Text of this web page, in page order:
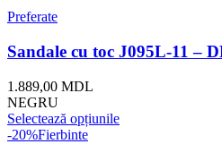
Preferate
Sandale cu toc J095L-11 –
1.889,00 MDL
NEGRU
Selectează opțiunile
-20%Fierbinte